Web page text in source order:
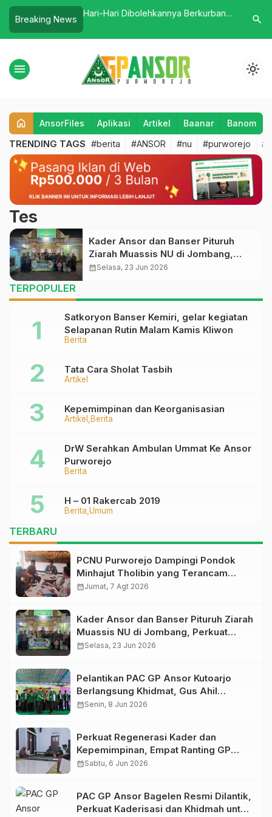
Breaking News
Dirosah Ula
Hari-Hari Dibolehkannya Berkurban
search
menu light_mode
home AnsorFiles Aplikasi Artikel Baanar Banom
TRENDING TAGS #berita #ANSOR #nu #purworejo
Tes
Kader Ansor dan Banser Pituruh
Ziarah Muassis NU di Jombang,
Perkuat Spirit Khidmah dan Ke-NU-
calendar_monthSelasa, 23 Jun 2026
TERPOPULER
Berita
Satkoryon Banser Kemiri, gelar kegiatan
Selapanan Rutin Malam Kamis Kliwon
Artikel
Tata Cara Sholat Tasbih
Artikel Berita
Kepemimpinan dan Keorganisasian
Berita
DrW Serahkan Ambulan Ummat Ke Ansor
Purworejo
Berita Umum
H – 01 Rakercab 2019
TERBARU
PCNU Purworejo Dampingi Pondok
Minhajut Tholibin yang Terancam
Dieksekusi Pengadilan
calendar_monthJumat, 7 Agt 2026
Kader Ansor dan Banser Pituruh Ziarah
Muassis NU di Jombang, Perkuat
Spirit Khidmah dan Ke-NU-an
calendar_monthSelasa, 23 Jun 2026
Pelantikan PAC GP Ansor Kutoarjo
Berlangsung Khidmat, Gus Ahil
Ingatkan Ansor Harus Bermanfaat bagi
calendar_monthSenin, 8 Jun 2026
Perkuat Regenerasi Kader dan
Kepemimpinan, Empat Ranting GP
Ansor di Bagelen Gelar Reorganisasi
calendar_monthSabtu, 6 Jun 2026
PAC GP Ansor Bagelen Resmi Dilantik,
Perkuat Kaderisasi dan Khidmah untuk